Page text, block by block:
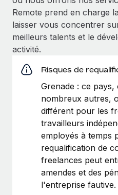
Remote prend en charge
laisser vous concentrer
meilleurs talents et le
activité.
Risques de
Grenade : ce pays,
nombreux autres,
différent pour les
travailleurs
employés à temps
requalification de
freelances peut
amendes et des
l'entreprise fautive.